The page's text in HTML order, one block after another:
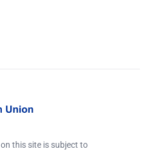
this site is subject to